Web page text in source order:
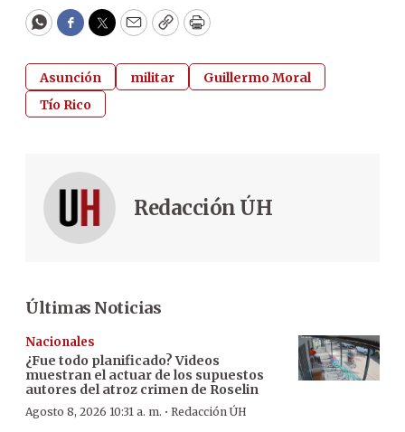
WhatsApp
Facebook
Twitter
EmailCopyPrint
Asunción militar
Guillermo Moral
Tío Rico
Redacción ÚH
Últimas Noticias
Nacionales
¿Fue todo planificado? Videos
muestran el actuar de los supuestos
autores del atroz crimen de Roselin
Agosto 8, 2026 10:31 a. m. · Redacción ÚH